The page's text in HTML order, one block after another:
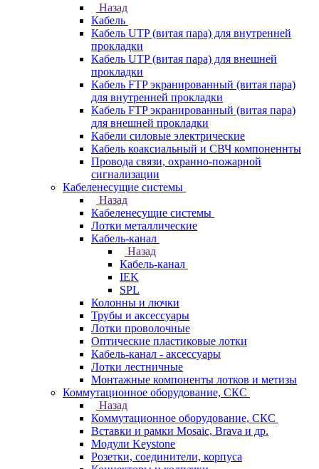
Назад
Кабель
Кабель UTP (витая пара) для внутренней
прокладки
Кабель UTP (витая пара) для внешней
прокладки
Кабель FTP экранированный (витая пара)
для внутренней прокладки
Кабель FTP экранированный (витая пара)
для внешней прокладки
Кабели силовые электрические
Кабель коаксиальный и СВЧ компоненнты
Провода связи, охранно-пожарной
сигнализации
Кабеленесущие системы
Назад
Кабеленесущие системы
Лотки металлические
Кабель-канал
Назад
Кабель-канал
IEK
SPL
Колонны и лючки
Трубы и аксессуары
Лотки проволочные
Оптические пластиковые лотки
Кабель-канал - аксессуары
Лотки лестничные
Монтажные компоненты лотков и метизы
Коммутационное оборудование, СКС
Назад
Коммутационное оборудование, СКС
Вставки и рамки Mosaic, Brava и др.
Модули Keystone
Розетки, соединители, корпуса